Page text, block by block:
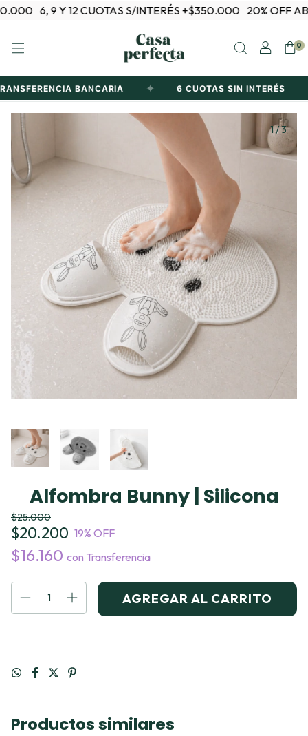
6, 9 Y 12 CUOTAS S/INTERÉS +$350.000 20% OFF
0
BANCARIA 6 CUOTAS SIN INTERÉS
1/3
Alfombra Bunny | Silicona
$25.000
$20.200 19% OFF
$16.160 con Transferencia
Productos similares